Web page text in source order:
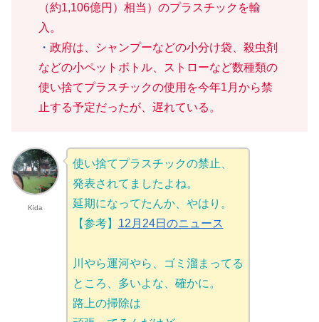
（約1,106億円）相当）のプラスチックを輸
入。
・ 政府は、シャンプーなどの小分け袋、殺虫剤
などの小ペットボトル、ストローなど数種類の
使い捨てプラスチックの使用を今年1月から禁
止する予定だったが、遅れている。
Kida
使い捨てプラスチックの禁止、
発表されてましたよね。
延期になってたんか、やはり。
【参考】 12月24日のニュース
川やら運河やら、ゴミ溜まってる
ところ、多いよな、確かに。
路上の掃除は